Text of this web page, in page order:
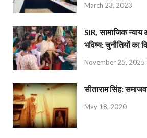
March 23, 2023
SIR, सामाजिक
भविष्य: चुनौतियों का
November 25, 2025
सीताराम सिंह:
May 18, 2020